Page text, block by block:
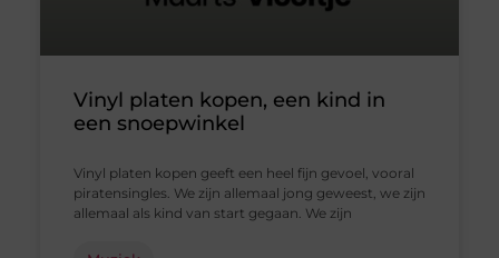
Vinyl platen kopen, een kind in
een snoepwinkel
Vinyl platen kopen geeft een heel fijn gevoel, vooral
piratensingles. We zijn allemaal jong geweest, we zijn
allemaal als kind van start gegaan. We zijn